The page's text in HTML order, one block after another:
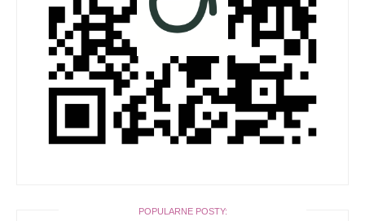
POPULARNE POSTY: